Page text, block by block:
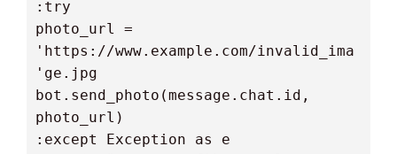
   photo_url =
'https://www.example.com/invalid_ima
   bot.send_photo(message.chat.id,